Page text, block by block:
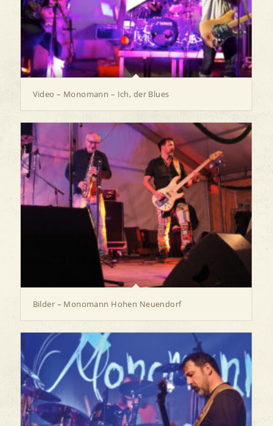
Video – Monomann – Ich, der Blues
Bilder – Monomann Hohen Neuendorf